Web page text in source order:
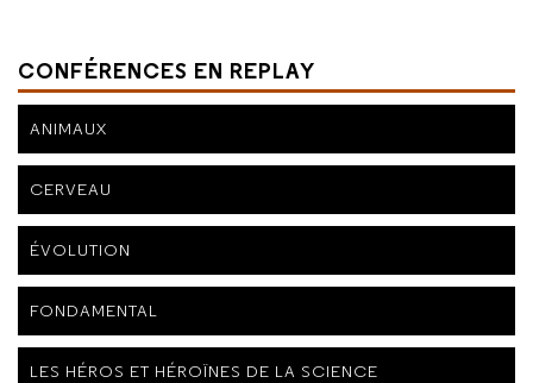
CONFÉRENCES EN REPLAY
ANIMAUX
CERVEAU
ÉVOLUTION
FONDAMENTAL
LES HÉROS ET HÉROÏNES DE LA SCIENCE